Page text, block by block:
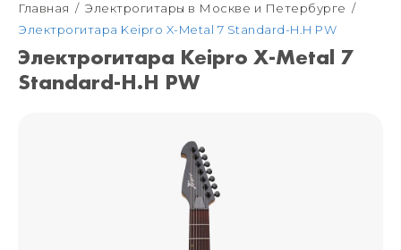
Интернет-магазин
+7 (925) 125-54-44
Москва
+7 (925) 176-55-65
ул. Гороховая 49Б, "SENO"
Мастерские
+7 (925) 879-85-35
Санкт-Петербург
+7 (999) 213-51-93
Главная
Электрогитары в Москве и Петербурге
Электрогитара Keipro X-Metal 7 Standard-H.H PW
Электрогитара Keipro X-Metal 7
Standard-H.H PW